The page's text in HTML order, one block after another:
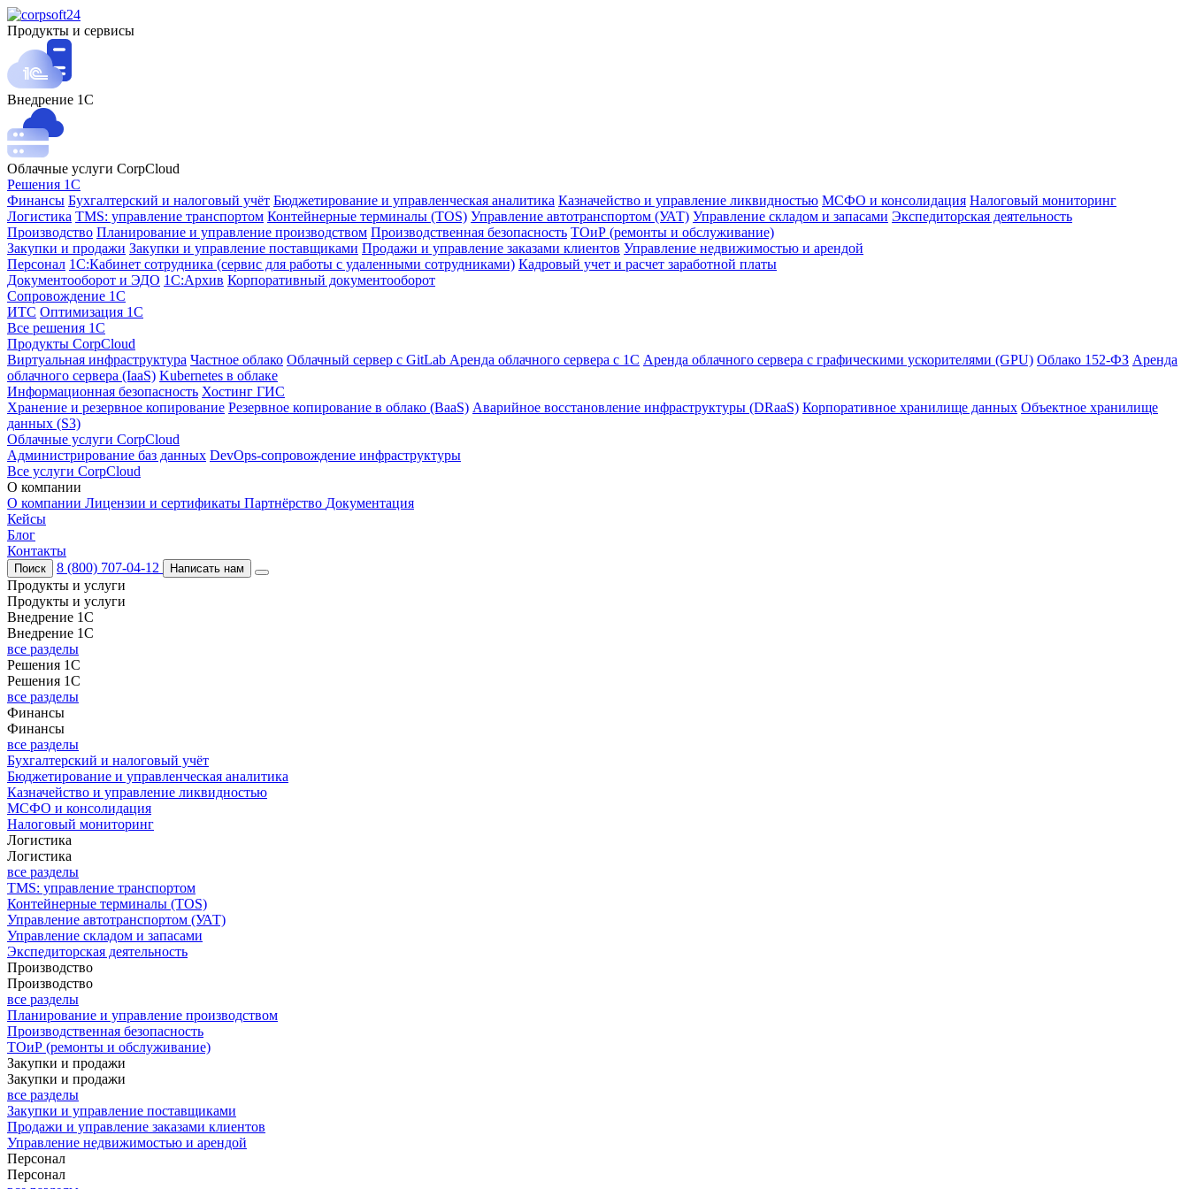
Продукты и сервисы
Внедрение 1С
Облачные услуги CorpCloud
Решения 1С
Финансы Бухгалтерский и налоговый учёт Бюджетирование и управленческая аналитика Казначейство и управление ликвидностью МСФО и консолидация Налоговый мониторинг
Логистика TMS: управление транспортом Контейнерные терминалы (TOS) Управление автотранспортом (УАТ) Управление складом и запасами Экспедиторская деятельность
Производство Планирование и управление производством Производственная безопасность ТОиР (ремонты и обслуживание)
Закупки и продажи Закупки и управление поставщиками Продажи и управление заказами клиентов Управление недвижимостью и арендой
Персонал 1С:Кабинет сотрудника (сервис для работы с удаленными сотрудниками) Кадровый учет и расчет заработной платы
Документооборот и ЭДО 1С:Архив Корпоративный документооборот
Сопровождение 1С
ИТС Оптимизация 1С
Все решения 1С
Продукты CorpCloud
Виртуальная инфраструктура Частное облако Облачный сервер с GitLab Аренда облачного сервера с 1С Аренда облачного сервера с графическими ускорителями (GPU) Облако 152-ФЗ Аренда
облачного сервера (IaaS) Kubernetes в облаке
Информационная безопасность Хостинг ГИС
Хранение и резервное копирование Резервное копирование в облако (BaaS) Аварийное восстановление инфраструктуры (DRaaS) Корпоративное хранилище данных Объектное хранилище
данных (S3)
Облачные услуги CorpCloud
Администрирование баз данных DevOps-сопровождение инфраструктуры
Все услуги CorpCloud
О компании
О компании Лицензии и сертификаты Партнёрство Документация
Кейсы
Блог
Контакты
Поиск 8 (800) 707-04-12 Написать нам
Продукты и услуги
Продукты и услуги
Внедрение 1С
Внедрение 1С
все разделы
Решения 1С
Решения 1С
все разделы
Финансы
Финансы
все разделы
Бухгалтерский и налоговый учёт
Бюджетирование и управленческая аналитика
Казначейство и управление ликвидностью
МСФО и консолидация
Налоговый мониторинг
Логистика
Логистика
все разделы
TMS: управление транспортом
Контейнерные терминалы (TOS)
Управление автотранспортом (УАТ)
Управление складом и запасами
Экспедиторская деятельность
Производство
Производство
все разделы
Планирование и управление производством
Производственная безопасность
ТОиР (ремонты и обслуживание)
Закупки и продажи
Закупки и продажи
все разделы
Закупки и управление поставщиками
Продажи и управление заказами клиентов
Управление недвижимостью и арендой
Персонал
Персонал